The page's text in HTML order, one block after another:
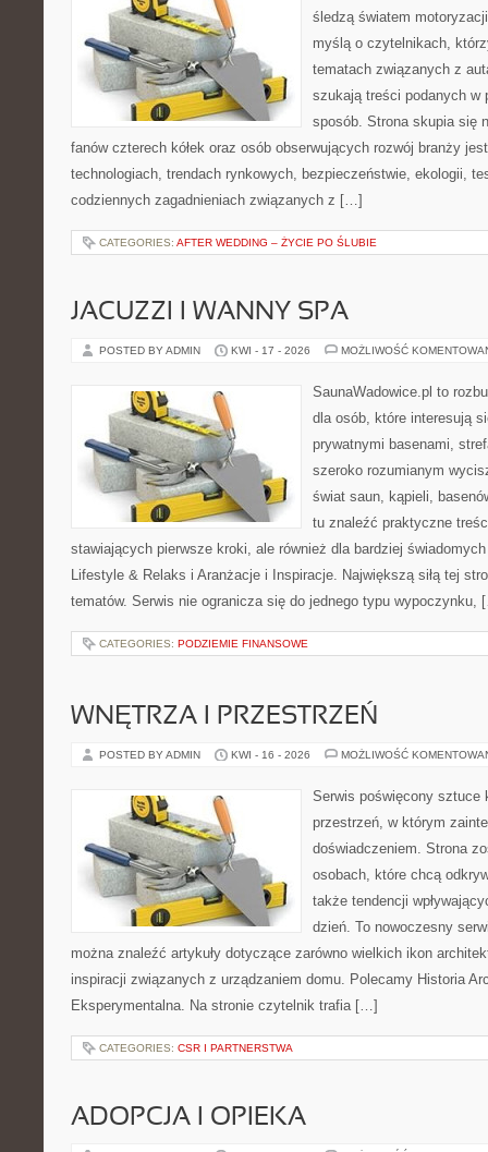
śledzą światem
myślą o czytelnikach,
tematach związanych z
szukają treści podanych w
sposób. Strona skupia się
fanów czterech kółek oraz osób obserwujących rozwój branży
technologiach, trendach rynkowych, bezpieczeństwie, ekologii,
codziennych zagadnieniach związanych z […]
CATEGORIES: AFTER WEDDING – ŻYCIE PO ŚLUBIE
JACUZZI I WANNY SPA
POSTED BY ADMIN KWI - 17 - 2026 MOŻLIWOŚĆ
SaunaWadowice.pl to
dla osób, które interesują
prywatnymi basenami,
szeroko rozumianym
świat saun, kąpieli,
tu znaleźć praktyczne
stawiających pierwsze kroki, ale również dla bardziej
Lifestyle & Relaks i Aranżacje i Inspiracje. Największą siłą tej
tematów. Serwis nie ogranicza się do jednego typu wypoczynku,
CATEGORIES: PODZIEMIE FINANSOWE
WNĘTRZA I PRZESTRZEŃ
POSTED BY ADMIN KWI - 16 - 2026 MOŻLIWOŚĆ
Serwis poświęcony sztuce
przestrzeń, w którym
doświadczeniem. Strona
osobach, które chcą
także tendencji
dzień. To nowoczesny
można znaleźć artykuły dotyczące zarówno wielkich ikon
inspiracji związanych z urządzaniem domu. Polecamy Historia
Eksperymentalna. Na stronie czytelnik trafia […]
CATEGORIES: CSR I PARTNERSTWA
ADOPCJA I OPIEKA